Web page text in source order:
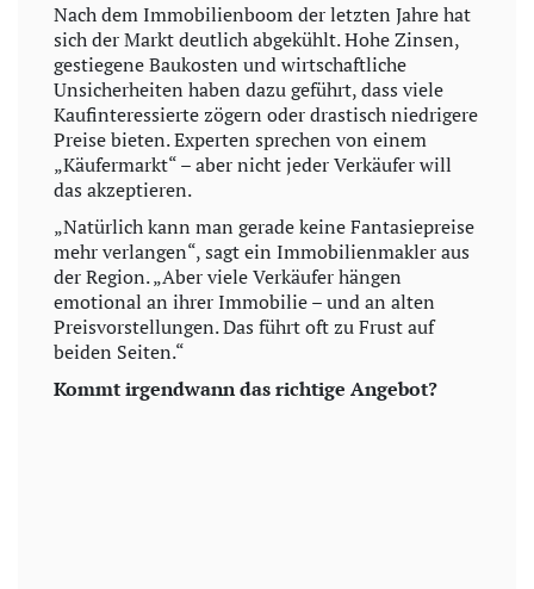
Nach dem Immobilienboom der letzten Jahre hat
sich der Markt deutlich abgekühlt. Hohe Zinsen,
gestiegene Baukosten und wirtschaftliche
Unsicherheiten haben dazu geführt, dass viele
Kaufinteressierte zögern oder drastisch niedrigere
Preise bieten. Experten sprechen von einem
„Käufermarkt“ – aber nicht jeder Verkäufer will
das akzeptieren.
„Natürlich kann man gerade keine Fantasiepreise
mehr verlangen“, sagt ein Immobilienmakler aus
der Region. „Aber viele Verkäufer hängen
emotional an ihrer Immobilie – und an alten
Preisvorstellungen. Das führt oft zu Frust auf
beiden Seiten.“
Kommt irgendwann das richtige Angebot?